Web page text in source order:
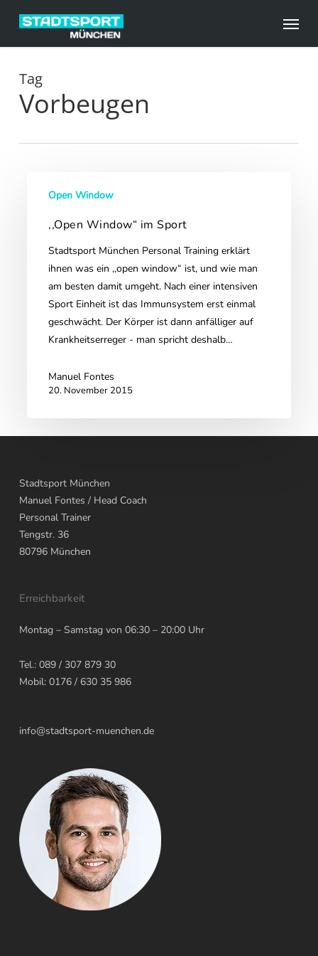
main
Menu
Tag
Vorbeugen
Window“
Sport
Open Window
,,Open Window“ im Sport
Stadtsport München Personal Training erklärt
ihnen was ein ,,open window“ ist, und wie man
am besten damit umgeht. Nach einer intensiven
Sport Einheit ist das Immunsystem erst einmal
geschwächt. Der Körper ist dann anfälliger auf
Krankheitserreger - man spricht deshalb…
Manuel Fontes
20. November 2015
Stadtsport München
Manuel Fontes / Head Coach
Personal Trainer
Tengstr. 36
80796 München
Erreichbarkeit
Montag – Samstag von 06:30 – 20:00 Uhr
Tel.: 089 / 307 879 30
Mobil: 0176 / 630 35 986
info@stadtsport-muenchen.de